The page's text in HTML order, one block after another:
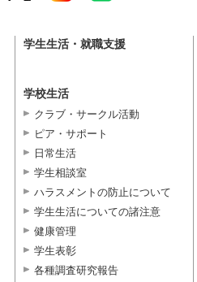
学生生活・就職支援
学校生活
クラブ・サークル活動
ピア・サポート
日常生活
学生相談室
ハラスメントの防止について
学生生活についての諸注意
健康管理
学生表彰
各種調査研究報告